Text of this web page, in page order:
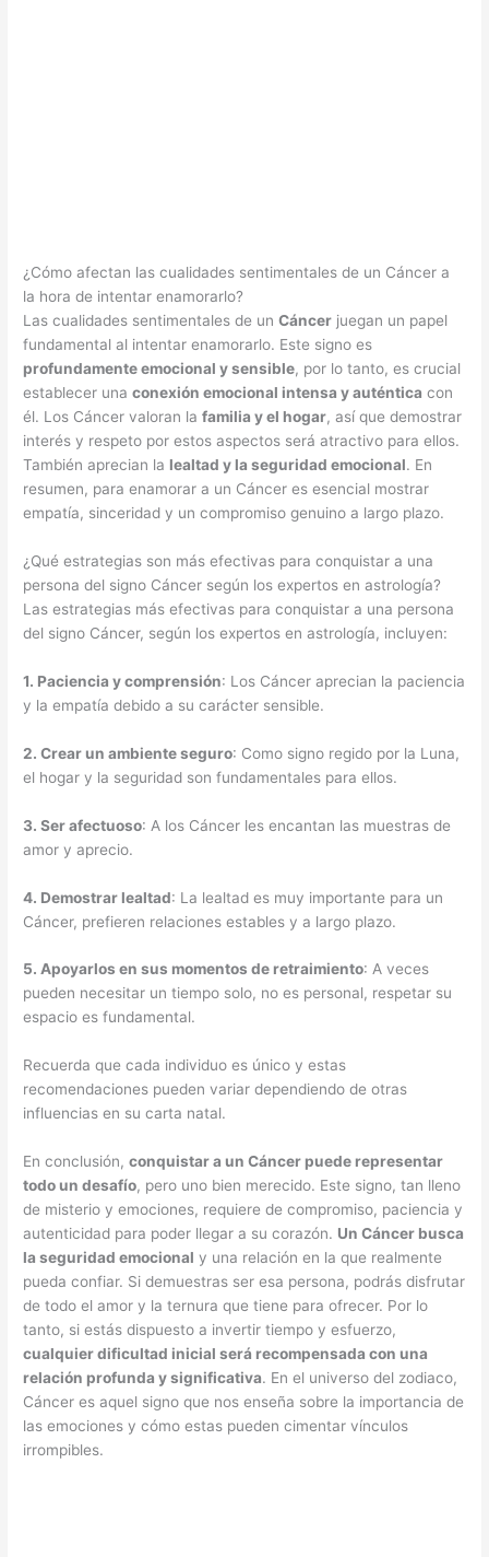
¿Cómo afectan las cualidades sentimentales de un Cáncer a
la hora de intentar enamorarlo?
Las cualidades sentimentales de unCáncer juegan un papel
fundamental al intentar enamorarlo. Este signo es
profundamente emocional y sensible, por lo tanto, es crucial
establecer unaconexión emocional intensa y auténtica con
él. Los Cáncer valoran lafamilia y el hogar, así que demostrar
interés y respeto por estos aspectos será atractivo para ellos.
También aprecian la lealtad y la seguridad emocional. En
resumen, para enamorar a un Cáncer es esencial mostrar
empatía, sinceridad y un compromiso genuino a largo plazo.
¿Qué estrategias son más efectivas para conquistar a una
persona del signo Cáncer según los expertos en astrología?
Las estrategias más efectivas para conquistar a una persona
del signo Cáncer, según los expertos en astrología, incluyen:
1. Paciencia y comprensión: Los Cáncer aprecian la paciencia
y la empatía debido a su carácter sensible.
2.Crear un ambiente seguro: Como signo regido por la Luna,
el hogar y la seguridad son fundamentales para ellos.
3.Ser afectuoso: A los Cáncer les encantan las muestras de
amor y aprecio.
4. Demostrar lealtad: La lealtad es muy importante para un
Cáncer, prefieren relaciones estables y a largo plazo.
5.Apoyarlos en sus momentos de retraimiento: A veces
pueden necesitar un tiempo solo, no es personal, respetar su
espacio es fundamental.
Recuerda que cada individuo es único y estas
recomendaciones pueden variar dependiendo de otras
influencias en su carta natal.
En conclusión,conquistar a un Cáncer puede representar
todo un desafío, pero uno bien merecido. Este signo, tan lleno
de misterio y emociones, requiere de compromiso, paciencia y
autenticidad para poder llegar a su corazón. Un Cáncer busca
la seguridad emocional y una relación en la que realmente
pueda confiar. Si demuestras ser esa persona, podrás disfrutar
de todo el amor y la ternura que tiene para ofrecer. Por lo
tanto, si estás dispuesto a invertir tiempo y esfuerzo,
cualquier dificultad inicial será recompensada con una
relación profunda y significativa. En el universo del zodiaco,
Cáncer es aquel signo que nos enseña sobre la importancia de
las emociones y cómo estas pueden cimentar vínculos
irrompibles.